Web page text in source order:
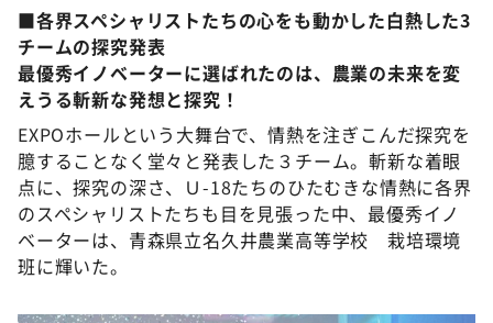
■各界スペシャリストたちの心をも動かした白熱した3
チームの探究発表
最優秀イノベーターに選ばれたのは、農業の未来を変
えうる斬新な発想と探究！
EXPOホールという大舞台で、情熱を注ぎこんだ探究を
臆することなく堂々と発表した３チーム。斬新な着眼
点に、探究の深さ、Ｕ-18たちのひたむきな情熱に各界
のスペシャリストたちも目を見張った中、最優秀イノ
ベーターは、青森県立名久井農業高等学校 栽培環境
班に輝いた。